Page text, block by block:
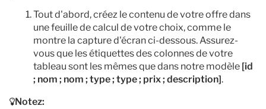
Tout d'abord, créez le contenu de votre offre dans
une feuille de calcul de votre choix, comme le
montre la capture d'écran ci-dessous. Assurez-
vous que les étiquettes des colonnes de votre
tableau sont les mêmes que dans notre modèle [id
; nom ; nom ; type ; type ; prix ; description].
Notez: